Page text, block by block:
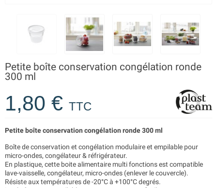
Petite boîte conservation congélation ronde
300 ml
1,80 € TTC
Petite boîte conservation congélation ronde 300 ml
Boîte de conservation et congélation modulaire et empilable pour
micro-ondes, congélateur & réfrigérateur.
En plastique, cette boite alimentaire multi fonctions est compatible
lave-vaisselle, congélateur, micro-ondes (enlever le couvercle).
Résiste aux températures de -20°C à +100°C degrés.